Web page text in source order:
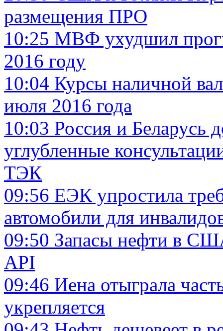
размещения ПРО
10:25 МВФ ухудшил
2016 году
10:04 Курсы наличной
июля 2016 года
10:03 Россия и Беларусь
углубленные
ТЭК
09:56 ЕЭК упростила
автомобили для
09:50 Запасы нефти в
API
09:46 Иена отыграла
укрепляется